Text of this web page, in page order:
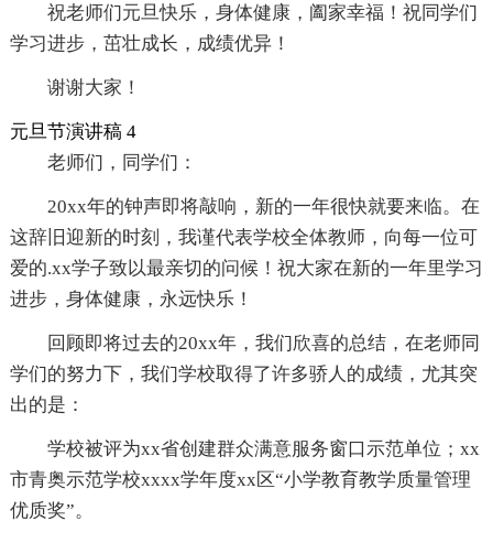
祝老师们元旦快乐，身体健康，阖家幸福！祝同学们
学习进步，茁壮成长，成绩优异！
谢谢大家！
元旦节演讲稿 4
老师们，同学们：
20xx年的钟声即将敲响，新的一年很快就要来临。在
这辞旧迎新的时刻，我谨代表学校全体教师，向每一位可
爱的.xx学子致以最亲切的问候！祝大家在新的一年里学习
进步，身体健康，永远快乐！
回顾即将过去的20xx年，我们欣喜的总结，在老师同
学们的努力下，我们学校取得了许多骄人的成绩，尤其突
出的是：
学校被评为xx省创建群众满意服务窗口示范单位；xx
市青奥示范学校xxxx学年度xx区“小学教育教学质量管理
优质奖”。